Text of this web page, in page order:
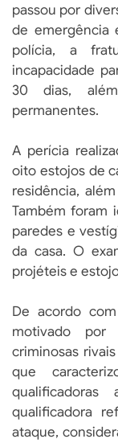
passou por
de emergência
polícia, a
incapacidade
30 dias,
permanentes.
A perícia
oito estojos de
residência,
Também foram
paredes e
da casa. O
projéteis e
De acordo
motivado por
criminosas
que
qualificadora
ataque,